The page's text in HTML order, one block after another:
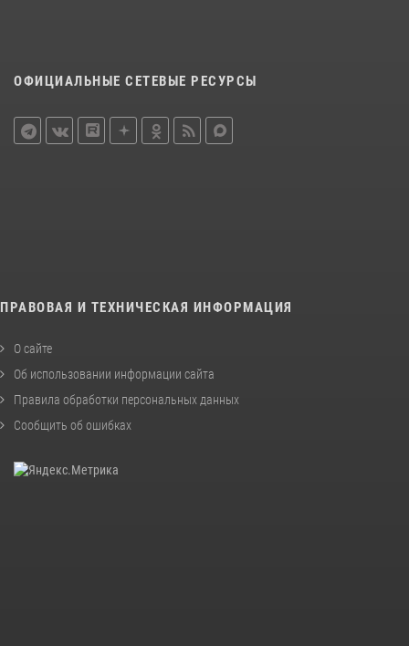
ОФИЦИАЛЬНЫЕ СЕТЕВЫЕ РЕСУРСЫ
ПРАВОВАЯ И ТЕХНИЧЕСКАЯ ИНФОРМАЦИЯ
О сайте
Об использовании информации сайта
Правила обработки персональных данных
Сообщить об ошибках